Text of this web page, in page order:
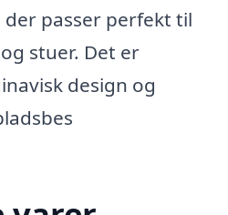
passer perfekt til
stuer. Det er
design og